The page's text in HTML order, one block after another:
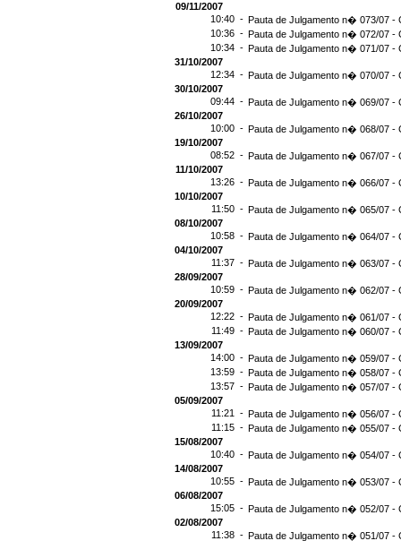
09/11/2007
10:40 - Pauta de Julgamento n� 073/07 -
10:36 - Pauta de Julgamento n� 072/07 -
10:34 - Pauta de Julgamento n� 071/07 -
31/10/2007
12:34 - Pauta de Julgamento n� 070/07 -
30/10/2007
09:44 - Pauta de Julgamento n� 069/07 -
26/10/2007
10:00 - Pauta de Julgamento n� 068/07 -
19/10/2007
08:52 - Pauta de Julgamento n� 067/07 -
11/10/2007
13:26 - Pauta de Julgamento n� 066/07 -
10/10/2007
11:50 - Pauta de Julgamento n� 065/07 -
08/10/2007
10:58 - Pauta de Julgamento n� 064/07 -
04/10/2007
11:37 - Pauta de Julgamento n� 063/07 -
28/09/2007
10:59 - Pauta de Julgamento n� 062/07 -
20/09/2007
12:22 - Pauta de Julgamento n� 061/07 -
11:49 - Pauta de Julgamento n� 060/07 -
13/09/2007
14:00 - Pauta de Julgamento n� 059/07 -
13:59 - Pauta de Julgamento n� 058/07 -
13:57 - Pauta de Julgamento n� 057/07 -
05/09/2007
11:21 - Pauta de Julgamento n� 056/07 -
11:15 - Pauta de Julgamento n� 055/07 -
15/08/2007
10:40 - Pauta de Julgamento n� 054/07 -
14/08/2007
10:55 - Pauta de Julgamento n� 053/07 -
06/08/2007
15:05 - Pauta de Julgamento n� 052/07 -
02/08/2007
11:38 - Pauta de Julgamento n� 051/07 -